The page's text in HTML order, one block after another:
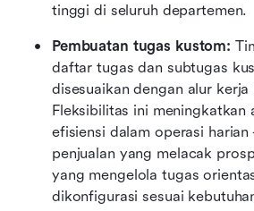
tinggi di seluruh departemen.
Pembuatan tugas kustom:
daftar tugas dan subtugas
disesuaikan dengan alur kerja
Fleksibilitas ini meningkatkan
efisiensi dalam operasi
penjualan yang melacak
yang mengelola tugas
dikonfigurasi sesuai